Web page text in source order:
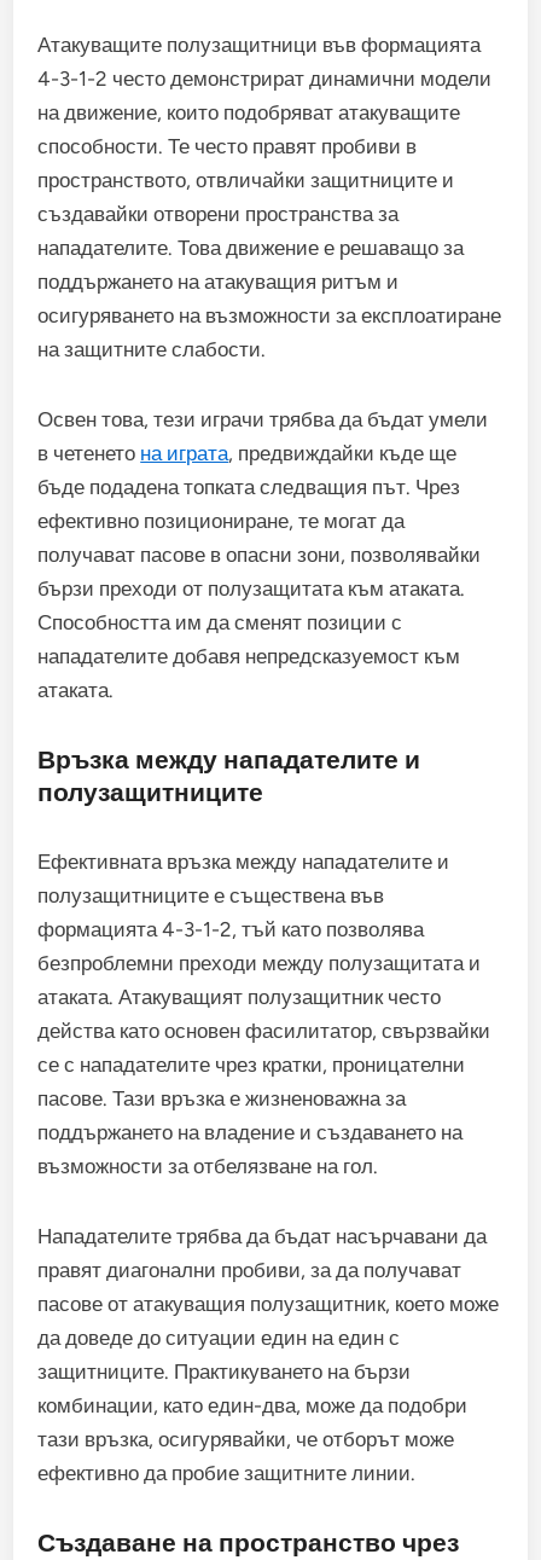
Атакуващите полузащитници във формацията
4-3-1-2 често демонстрират динамични модели
на движение, които подобряват атакуващите
способности. Те често правят пробиви в
пространството, отвличайки защитниците и
създавайки отворени пространства за
нападателите. Това движение е решаващо за
поддържането на атакуващия ритъм и
осигуряването на възможности за експлоатиране
на защитните слабости.
Освен това, тези играчи трябва да бъдат умели
в четенето на играта, предвиждайки къде ще
бъде подадена топката следващия път. Чрез
ефективно позициониране, те могат да
получават пасове в опасни зони, позволявайки
бързи преходи от полузащитата към атаката.
Способността им да сменят позиции с
нападателите добавя непредсказуемост към
атаката.
Връзка между нападателите и
полузащитниците
Ефективната връзка между нападателите и
полузащитниците е съществена във
формацията 4-3-1-2, тъй като позволява
безпроблемни преходи между полузащитата и
атаката. Атакуващият полузащитник често
действа като основен фасилитатор, свързвайки
се с нападателите чрез кратки, проницателни
пасове. Тази връзка е жизненоважна за
поддържането на владение и създаването на
възможности за отбелязване на гол.
Нападателите трябва да бъдат насърчавани да
правят диагонални пробиви, за да получават
пасове от атакуващия полузащитник, което може
да доведе до ситуации един на един с
защитниците. Практикуването на бързи
комбинации, като един-два, може да подобри
тази връзка, осигурявайки, че отборът може
ефективно да пробие защитните линии.
Създаване на пространство чрез